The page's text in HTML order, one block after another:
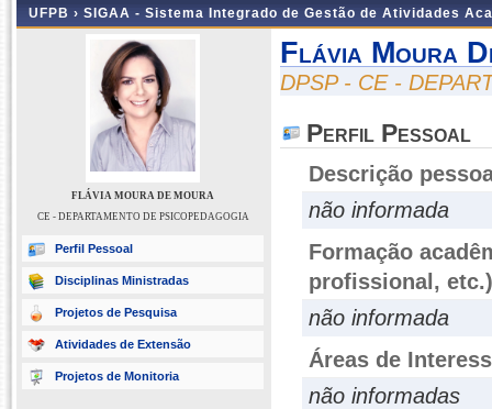
UFPB › SIGAA - Sistema Integrado de Gestão de Atividades
FLÁVIA MOURA DE MOURA
CE - DEPARTAMENTO DE PSICOPEDAGOGIA
Perfil Pessoal
Disciplinas Ministradas
Projetos de Pesquisa
Atividades de Extensão
Projetos de Monitoria
Flávia Moura
DPSP - CE -
Perfil Pessoal
Descrição
não informada
Formação
profissional, etc.)
não informada
Áreas de
não informadas